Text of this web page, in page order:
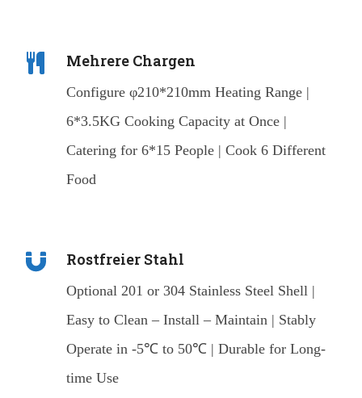
Mehrere Chargen
Configure φ210*210mm Heating Range |
6*3.5KG Cooking Capacity at Once |
Catering for 6*15 People | Cook 6 Different
Food
Rostfreier Stahl
Optional 201 or 304 Stainless Steel Shell |
Easy to Clean – Install – Maintain | Stably
Operate in -5℃ to 50℃ | Durable for Long-
time Use